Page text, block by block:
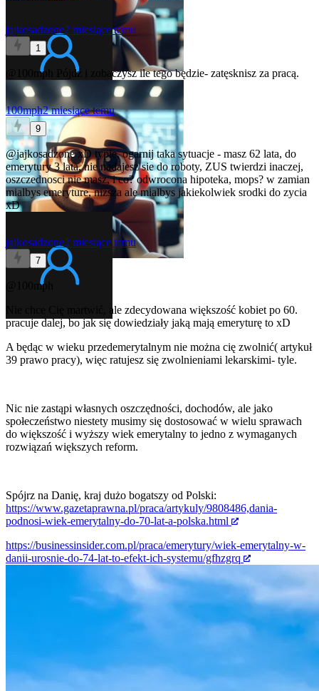
jajkosadzone2 miesiące temu
1
@100mph Pójdź i zobaczysz ile tego będzie- zatęsknisz za pracą.
100mph2 miesiące temu
9
@jajkosadzonexD typie, ogarnij taka sytuacje - masz 62 lata, do
emerytury 3 lata, nie nadajesz sie do roboty, ZUS twierdzi inaczej,
oszczednosci nie masz, i co? odwrocona hipoteka, mops? w zamian
mialbys emeryture, nizsza ale mialbys jakiekolwiek srodki do zycia
xD
jajkosadzone2 miesiące temu
7
@100mph
Nie chce Cię martwić, ale zdecydowana większość kobiet po 60.
pracuje dalej, bo jak się dowiedziały jaką mają emeryturę to xD
A będąc w wieku przedemerytalnym nie można cię zwolnić( artykuł
39 prawo pracy), więc ratujesz się zwolnieniami lekarskimi- tyle.
Nic nie zastąpi własnych oszczędności, dochodów, ale jako
społeczeństwo niestety musimy się dostosować w wielu sprawach
do większość i wyższy wiek emerytalny to jedno z wymaganych
rozwiązań większych reform.
Spójrz na Danię, kraj dużo bogatszy od Polski:
https://www.gazetaprawna.pl/praca/artykuly/9808486,dania-
podnosi-wiek-emerytalny-do-70-lat-a-polska.html
https://businessinsider.com.pl/praca/emerytury/wiek-emerytalny-w-
danii-urosnie-do-74-lat-to-efekt-ich-systemu/gfhzgrq